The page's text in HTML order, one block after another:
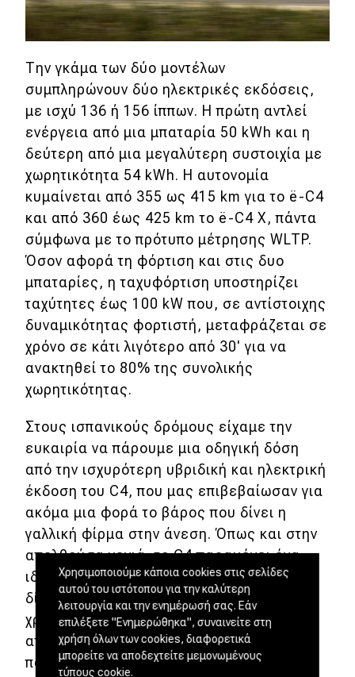
Την γκάμα των δύο μοντέλων
συμπληρώνουν δύο ηλεκτρικές εκδόσεις,
με ισχύ 136 ή 156 ίππων. Η πρώτη αντλεί
ενέργεια από μια μπαταρία 50 kWh και η
δεύτερη από μια μεγαλύτερη συστοιχία με
χωρητικότητα 54 kWh. Η αυτονομία
κυμαίνεται από 355 ως 415 km για το ë-C4
και από 360 έως 425 km το ë-C4 X, πάντα
σύμφωνα με το πρότυπο μέτρησης WLTP.
Όσον αφορά τη φόρτιση και στις δυο
μπαταρίες, η ταχυφόρτιση υποστηρίζει
ταχύτητες έως 100 kW που, σε αντίστοιχης
δυναμικότητας φορτιστή, μεταφράζεται σε
χρόνο σε κάτι λιγότερο από 30' για να
ανακτηθεί το 80% της συνολικής
χωρητικότητας.
Στους ισπανικούς δρόμους είχαμε την
ευκαιρία να πάρουμε μια οδηγική δόση
από την ισχυρότερη υβριδική και ηλεκτρική
έκδοση του C4, που μας επιβεβαίωσαν για
ακόμα μια φορά το βάρος που δίνει η
γαλλική φίρμα στην άνεση. Όπως και στην
απελθούσα γενιά, το C4 παραμένει ένα
ιδιαίτερο σε εμφάνιση αυτοκίνητο που
δίνει έμφαση στην καθημερινή
χρηστικότητα. Μόνο που τώρα, η
απαράμιλλη άνεση και η ποιότητα κύλισης
που προσφέρει η ανάρτηση Progressive
Χρησιμοποιούμε κάποια cookies στις σελίδες
αυτού του ιστότοπου για την καλύτερη
λειτουργία και την ενημέρωσή σας. Εάν
επιλέξετε "Ενημερώθηκα", συναινείτε στη
χρήση όλων των cookies, διαφορετικά
μπορείτε να αποδεχτείτε μεμονωμένους
τύπους cookie.